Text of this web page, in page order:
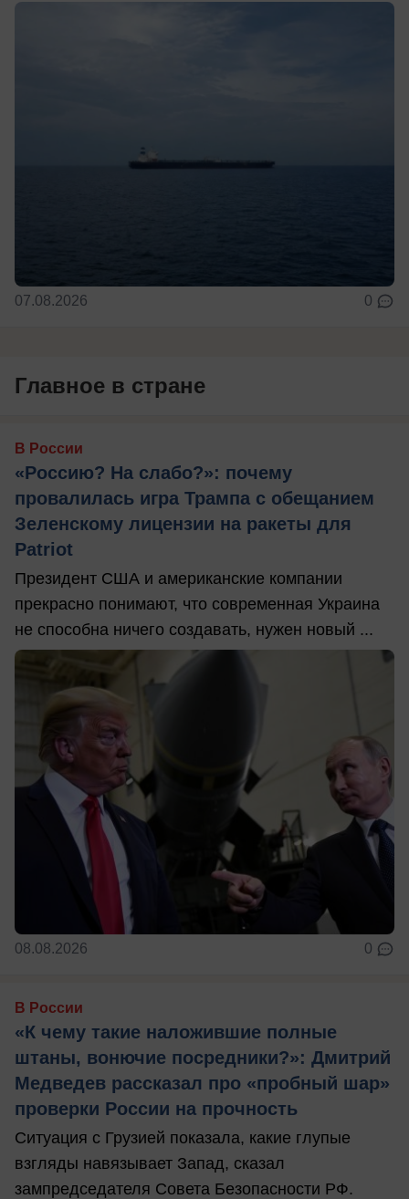
07.08.2026 0
Главное в стране
В России
«Россию? На слабо?»: почему
провалилась игра Трампа с обещанием
Зеленскому лицензии на ракеты для
Patriot
Президент США и американские компании
прекрасно понимают, что современная Украина
не способна ничего создавать, нужен новый ...
08.08.2026 0
В России
«К чему такие наложившие полные
штаны, вонючие посредники?»: Дмитрий
Медведев рассказал про «пробный шар»
проверки России на прочность
Ситуация с Грузией показала, какие глупые
взгляды навязывает Запад, сказал
зампредседателя Совета Безопасности РФ.